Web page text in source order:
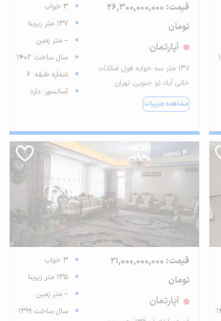
قیمت: 26,300,000,000
تومان
آپارتمان
137 متر سه خوابه فول امکانات
خانی آباد نو جنوبی, تهران
مشاهده جزییات
3 خواب
137 متر زیربنا
-- متر زمین
سال ساخت 1402
شماره طبقه: 6
آسانسور: دارد
4 تصویر
قیمت: 21,000,000,000
تومان
آپارتمان
3 خواب
135 متر زیربنا
-- متر زمین
سال ساخت 1399